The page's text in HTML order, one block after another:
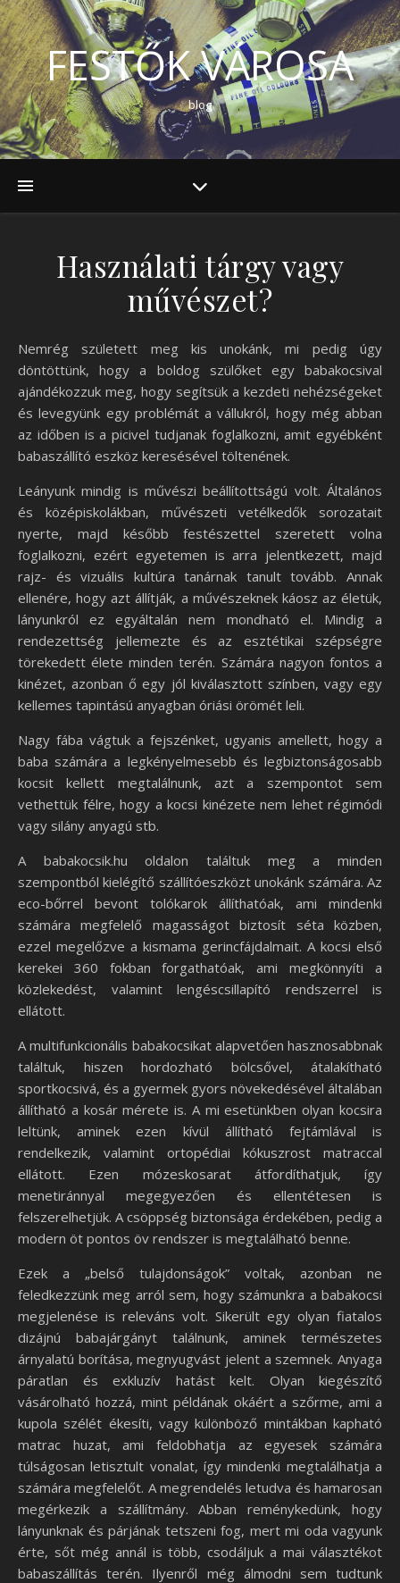
FESTŐK VÁROSA
blog
Használati tárgy vagy
művészet?
Nemrég született meg kis unokánk, mi pedig úgy
döntöttünk, hogy a boldog szülőket egy babakocsival
ajándékozzuk meg, hogy segítsük a kezdeti nehézségeket
és levegyünk egy problémát a vállukról, hogy még abban
az időben is a picivel tudjanak foglalkozni, amit egyébként
babaszállító eszköz keresésével töltenének.
Leányunk mindig is művészi beállítottságú volt. Általános
és középiskolákban, művészeti vetélkedők sorozatait
nyerte, majd később festészettel szeretett volna
foglalkozni, ezért egyetemen is arra jelentkezett, majd
rajz- és vizuális kultúra tanárnak tanult tovább. Annak
ellenére, hogy azt állítják, a művészeknek káosz az életük,
lányunkról ez egyáltalán nem mondható el. Mindig a
rendezettség jellemezte és az esztétikai szépségre
törekedett élete minden terén. Számára nagyon fontos a
kinézet, azonban ő egy jól kiválasztott színben, vagy egy
kellemes tapintású anyagban óriási örömét leli.
Nagy fába vágtuk a fejszénket, ugyanis amellett, hogy a
baba számára a legkényelmesebb és legbiztonságosabb
kocsit kellett megtalálnunk, azt a szempontot sem
vethettük félre, hogy a kocsi kinézete nem lehet régimódi
vagy silány anyagú stb.
A babakocsik.hu oldalon találtuk meg a minden
szempontból kielégítő szállítóeszközt unokánk számára. Az
eco-bőrrel bevont tolókarok állíthatóak, ami mindenki
számára megfelelő magasságot biztosít séta közben,
ezzel megelőzve a kismama gerincfájdalmait. A kocsi első
kerekei 360 fokban forgathatóak, ami megkönnyíti a
közlekedést, valamint lengéscsillapító rendszerrel is
ellátott.
A multifunkcionális babakocsikat alapvetően hasznosabbnak
találtuk, hiszen hordozható bölcsővel, átalakítható
sportkocsivá, és a gyermek gyors növekedésével általában
állítható a kosár mérete is. A mi esetünkben olyan kocsira
leltünk, aminek ezen kívül állítható fejtámlával is
rendelkezik, valamint ortopédiai kókuszrost matraccal
ellátott. Ezen mózeskosarat átfordíthatjuk, így
menetiránnyal megegyezően és ellentétesen is
felszerelhetjük. A csöppség biztonsága érdekében, pedig a
modern öt pontos öv rendszer is megtalálható benne.
Ezek a „belső tulajdonságok” voltak, azonban ne
feledkezzünk meg arról sem, hogy számunkra a babakocsi
megjelenése is releváns volt. Sikerült egy olyan fiatalos
dizájnú babajárgányt találnunk, aminek természetes
árnyalatú borítása, megnyugvást jelent a szemnek. Anyaga
páratlan és exkluzív hatást kelt. Olyan kiegészítő
vásárolható hozzá, mint példának okáért a szőrme, ami a
kupola szélét ékesíti, vagy különböző mintákban kapható
matrac huzat, ami feldobhatja az egyesek számára
túlságosan letisztult vonalat, így mindenki megtalálhatja a
számára megfelelőt. A megrendelés letudva és hamarosan
megérkezik a szállítmány. Abban reménykedünk, hogy
lányunknak és párjának tetszeni fog, mert mi oda vagyunk
érte, sőt még annál is több, csodáljuk a mai választékot
babaszállítás terén. Ilyenről még álmodni sem tudtunk